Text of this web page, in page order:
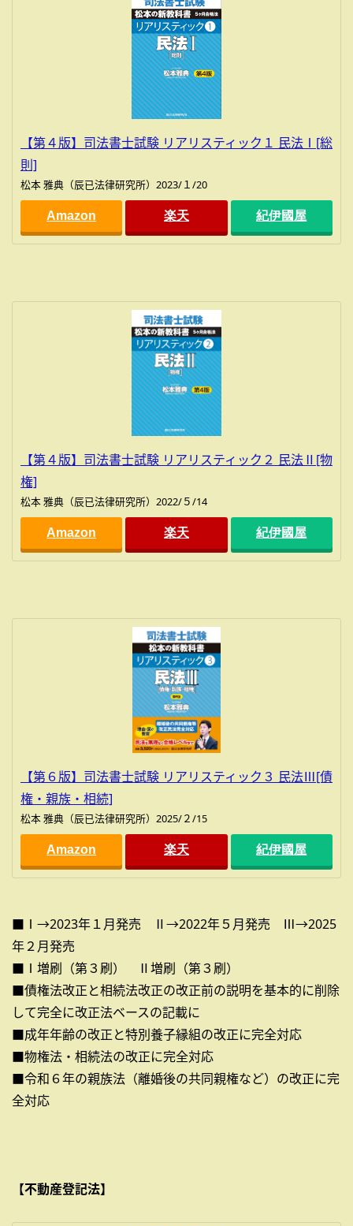
【第４版】司法書士試験 リアリスティック１ 民法Ⅰ[総
則]
松本 雅典（辰已法律研究所）2023/１/20
Amazon 楽天 紀伊國屋
【第４版】司法書士試験 リアリスティック２ 民法Ⅱ[物
権]
松本 雅典（辰已法律研究所）2022/５/14
Amazon 楽天 紀伊國屋
【第６版】司法書士試験 リアリスティック３ 民法Ⅲ[債
権・親族・相続]
松本 雅典（辰已法律研究所）2025/２/15
Amazon 楽天 紀伊國屋
■Ⅰ→2023年１月発売 Ⅱ→2022年５月発売 Ⅲ→2025
年２月発売
■Ⅰ増刷（第３刷） Ⅱ増刷（第３刷）
■債権法改正と相続法改正の改正前の説明を基本的に削除
して完全に改正法ベースの記載に
■成年年齢の改正と特別養子縁組の改正に完全対応
■物権法・相続法の改正に完全対応
■令和６年の親族法（離婚後の共同親権など）の改正に完
全対応
【不動産登記法】